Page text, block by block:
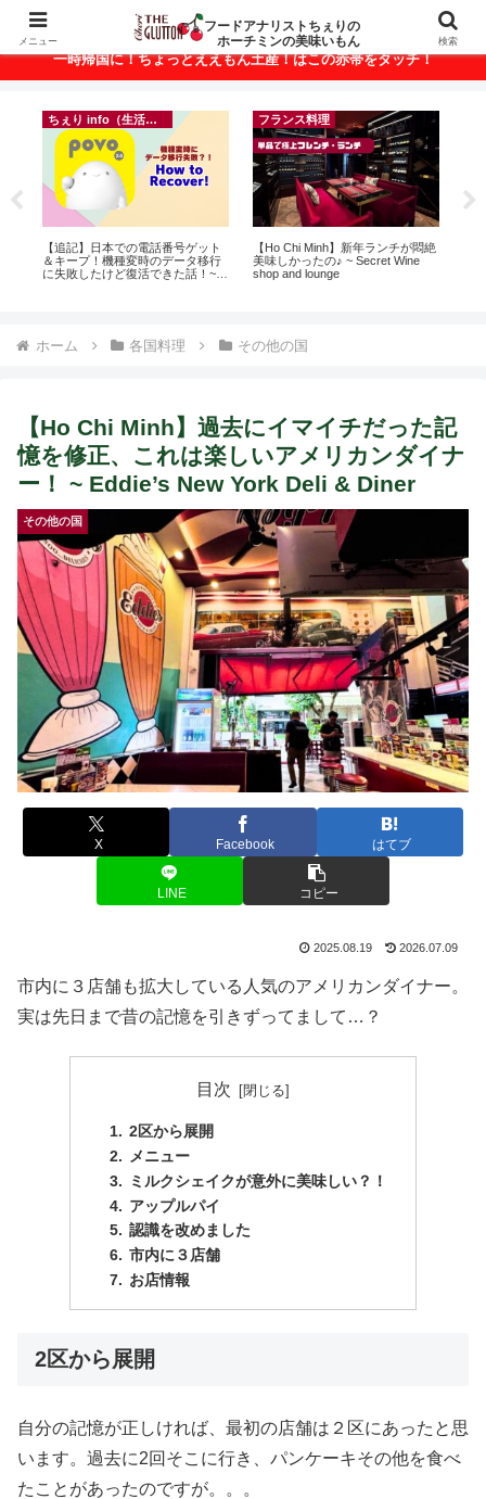
ベトナム・ホーチミンの美味いもんが満載！
一時帰国に！ちょっとええもん土産！はこの赤帯をタッチ！
ちぇり info（生活情報）
【追記】日本での電話番号ゲット
＆キープ！機種変時のデータ移行
に失敗したけど復活できた話！~
フランス料理
【Ho Chi Minh】新年ランチが悶絶
美味しかったの♪ ~ Secret Wine
shop and lounge
ホーム 各国料理 その他の国
【Ho Chi Minh】過去にイマイチだった記
憶を修正、これは楽しいアメリカンダイナ
ー！ ~ Eddie’s New York Deli & Diner
その他の国
X Facebook はてブ
LINE コピー
2025.08.19 2026.07.09
市内に３店舗も拡大している人気のアメリカンダイナー。
実は先日まで昔の記憶を引きずってまして…？
目次
2区から展開
メニュー
ミルクシェイクが意外に美味しい？！
アップルパイ
認識を改めました
市内に３店舗
お店情報
2区から展開
自分の記憶が正しければ、最初の店舗は２区にあったと思
います。過去に2回そこに行き、パンケーキその他を食べ
たことがあったのですが。。。
メニュー
フードアナリストちぇりの
ホーチミンの美味いもん
検索